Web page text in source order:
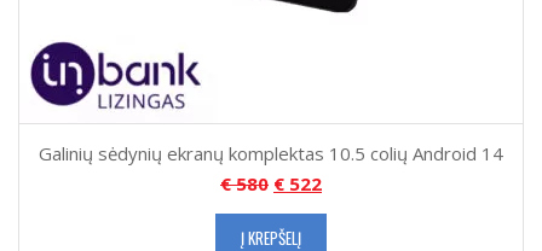
Galinių sėdynių ekranų komplektas 10.5 colių Android 14
€580 € 522
Į KREPŠELĮ